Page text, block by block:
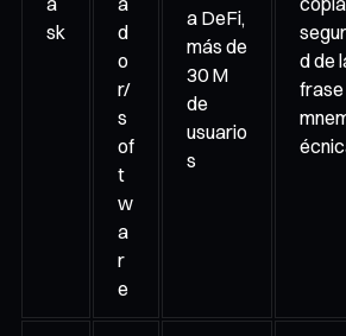
sk
d
o
r/
s
of
t
w
a
r
e
a DeFi,
más de
30 M
de
usuario
s
d de
frase